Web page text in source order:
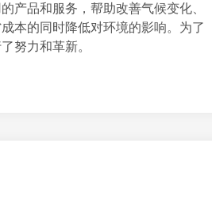
产品和服务，帮助改善气候变化、
本的同时降低对环境的影响。为了
努力和革新。